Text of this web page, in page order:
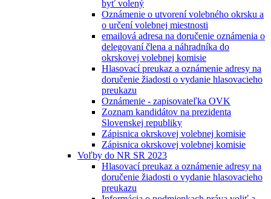
byť volený
Oznámenie o utvorení volebného okrsku a
o určení volebnej miestnosti
emailová adresa na doručenie oznámenia o
delegovaní člena a náhradníka do
okrskovej volebnej komisie
Hlasovací preukaz a oznámenie adresy na
doručenie žiadosti o vydanie hlasovacieho
preukazu
Oznámenie - zapisovateľka OVK
Zoznam kandidátov na prezidenta
Slovenskej republiky
Zápisnica okrskovej volebnej komisie
Zápisnica okrskovej volebnej komisie
Voľby do NR SR 2023
Hlasovací preukaz a oznámenie adresy na
doručenie žiadosti o vydanie hlasovacieho
preukazu